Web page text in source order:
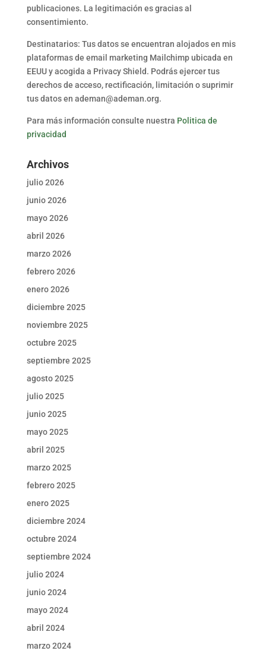
publicaciones. La legitimación es gracias al
consentimiento.
Destinatarios: Tus datos se encuentran alojados en mis
plataformas de email marketing Mailchimp ubicada en
EEUU y acogida a Privacy Shield. Podrás ejercer tus
derechos de acceso, rectificación, limitación o suprimir
tus datos en ademan@ademan.org.
Para más información consulte nuestra Politica de
privacidad
Archivos
julio 2026
junio 2026
mayo 2026
abril 2026
marzo 2026
febrero 2026
enero 2026
diciembre 2025
noviembre 2025
octubre 2025
septiembre 2025
agosto 2025
julio 2025
junio 2025
mayo 2025
abril 2025
marzo 2025
febrero 2025
enero 2025
diciembre 2024
octubre 2024
septiembre 2024
julio 2024
junio 2024
mayo 2024
abril 2024
marzo 2024